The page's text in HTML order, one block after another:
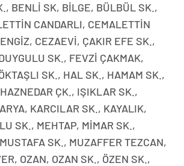
BENLİ SK, BİLGE, BÜLBÜL SK.,
CANDARLI, CEMALETTİN
CEZAEVİ, ÇAKIR EFE SK.,
SK., FEVZİ ÇAKMAK,
SK., HAL SK., HAMAM SK.,
ÇK., IŞIKLAR SK.,
KARCILAR SK., KAYALIK,
SK., MEHTAP, MİMAR SK.,
SK., MUZAFFER TEZCAN,
OZAN, OZAN SK., ÖZEN SK.,